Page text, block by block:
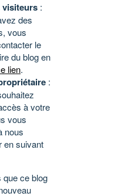
visiteurs :
des
vous
le
du blog en
lien.
:
à votre
vous
nous
en suivant
que ce blog